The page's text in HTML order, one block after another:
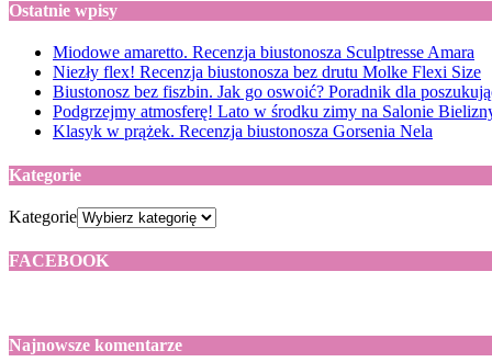
Ostatnie wpisy
Miodowe amaretto. Recenzja biustonosza Sculptresse Amara
Niezły flex! Recenzja biustonosza bez drutu Molke Flexi Size
Biustonosz bez fiszbin. Jak go oswoić? Poradnik dla
Podgrzejmy atmosferę! Lato w środku zimy na Salonie
Klasyk w prążek. Recenzja biustonosza Gorsenia Nela
Kategorie
Kategorie
FACEBOOK
Najnowsze komentarze